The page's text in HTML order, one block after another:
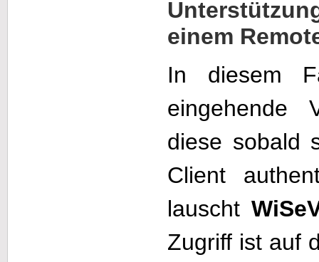
einem
In diesem
eingehende
diese sobald
Client
lauscht
Zugriff ist auf